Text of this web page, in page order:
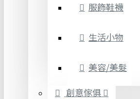
服飾鞋襪
生活小物
美容/美髮
創意傢俱